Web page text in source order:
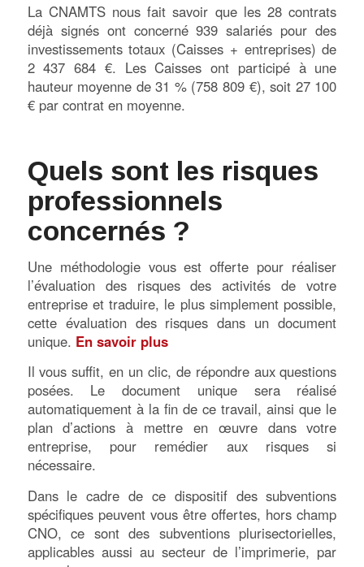
La CNAMTS nous fait savoir que les 28 contrats
déjà signés ont concerné 939 salariés pour des
investissements totaux (Caisses + entreprises) de
2 437 684 €. Les Caisses ont participé à une
hauteur moyenne de 31 % (758 809 €), soit 27 100
€ par contrat en moyenne.
Quels sont les risques
professionnels
concernés ?
Une méthodologie vous est offerte pour réaliser
l’évaluation des risques des activités de votre
entreprise et traduire, le plus simplement possible,
cette évaluation des risques dans un document
unique. En savoir plus
Il vous suffit, en un clic, de répondre aux questions
posées. Le document unique sera réalisé
automatiquement à la fin de ce travail, ainsi que le
plan d’actions à mettre en œuvre dans votre
entreprise, pour remédier aux risques si
nécessaire.
Dans le cadre de ce dispositif des subventions
spécifiques peuvent vous être offertes, hors champ
CNO, ce sont des subventions plurisectorielles,
applicables aussi au secteur de l’imprimerie, par